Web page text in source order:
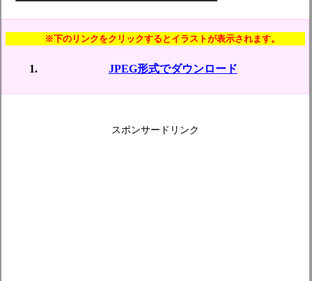
※下のリンクをクリックするとイラストが表示されます。
JPEG形式でダウンロード
スポンサードリンク